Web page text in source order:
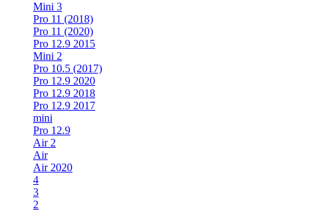
Mini 3
Pro 11 (2018)
Pro 11 (2020)
Pro 12.9 2015
Mini 2
Pro 10.5 (2017)
Pro 12.9 2020
Pro 12.9 2018
Pro 12.9 2017
mini
Pro 12.9
Air 2
Air
Air 2020
4
3
2